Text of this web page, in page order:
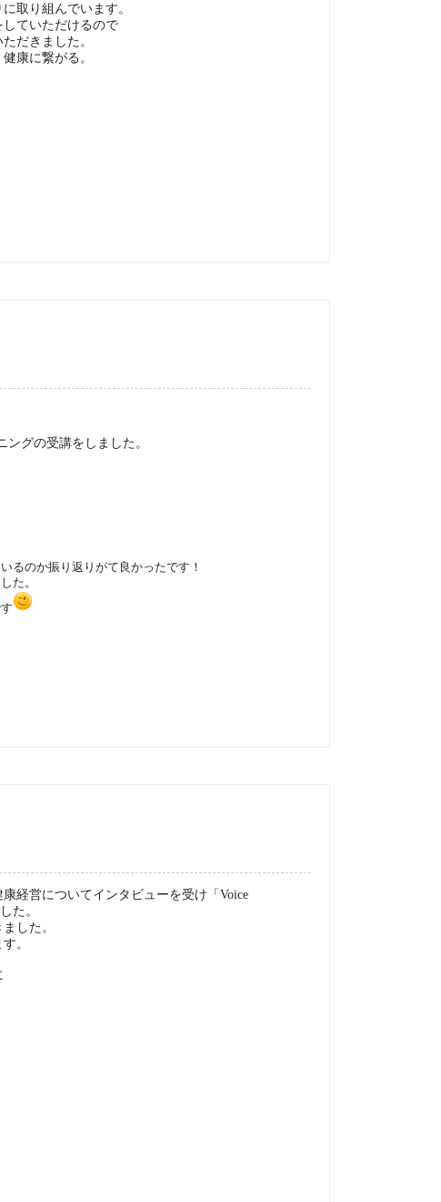
取り組んでいます。
ていただけるので
だきました。
康に繋がる。
グの受講をしました。
るのか振り返りがて良かったです！
た。
経営についてインタビューを受け「Voice
た。
した。
。